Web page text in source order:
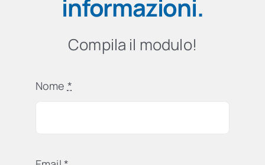
informazioni.
Compila il modulo!
Nome *